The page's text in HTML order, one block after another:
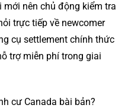
nên chủ động kiểm tra
trực tiếp về newcomer
cụ settlement chính thức
trợ miễn phí trong giai
cư Canada bài bản?